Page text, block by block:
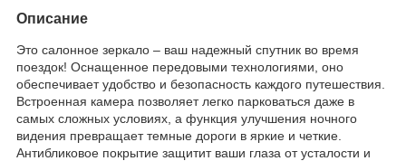
Описание
Это салонное зеркало – ваш надежный спутник во время
поездок! Оснащенное передовыми технологиями, оно
обеспечивает удобство и безопасность каждого путешествия.
Встроенная камера позволяет легко парковаться даже в
самых сложных условиях, а функция улучшения ночного
видения превращает темные дороги в яркие и четкие.
Антибликовое покрытие защитит ваши глаза от усталости и